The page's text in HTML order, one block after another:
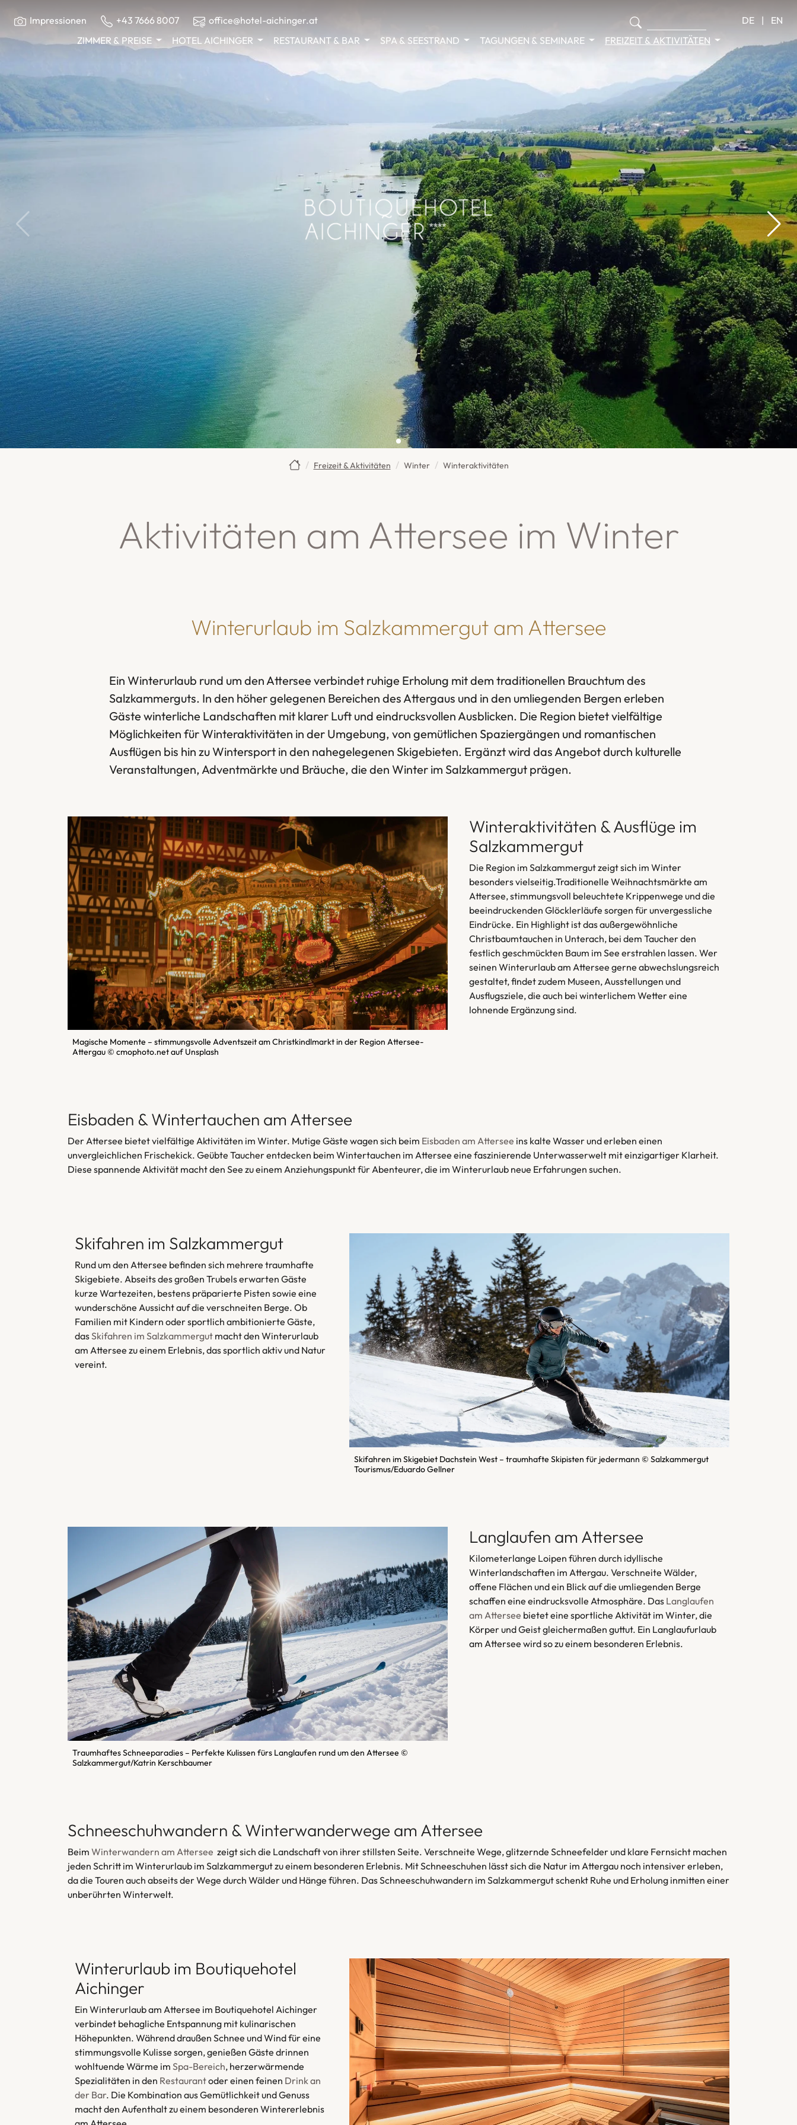
Impressionen +43 7666 8007 office@hotel-aichinger.at DE
EN
ZIMMER & PREISE
HOTEL AICHINGER RESTAURANT & BAR SPA & SEESTRAND TAGUNGEN & SEMINARE FREIZEIT & AKTIVITÄTEN
Freizeit & Aktivitäten Winter Winteraktivitäten
Aktivitäten am Attersee im Winter
Winterurlaub im Salzkammergut am Attersee
Ein Winterurlaub rund um den Attersee verbindet ruhige Erholung mit dem traditionellen Brauchtum des
Salzkammerguts. In den höher gelegenen Bereichen des Attergaus und in den umliegenden Bergen erleben
Gäste winterliche Landschaften mit klarer Luft und eindrucksvollen Ausblicken. Die Region bietet vielfältige
Möglichkeiten für Winteraktivitäten in der Umgebung, von gemütlichen Spaziergängen und romantischen
Ausflügen bis hin zu Wintersport in den nahegelegenen Skigebieten. Ergänzt wird das Angebot durch kulturelle
Veranstaltungen, Adventmärkte und Bräuche, die den Winter im Salzkammergut prägen.
Magische Momente – stimmungsvolle Adventszeit am Christkindlmarkt in der Region Attersee-
Attergau © cmophoto.net auf Unsplash
Winteraktivitäten & Ausflüge im
Salzkammergut
Die Region im Salzkammergut zeigt sich im Winter
besonders vielseitig.Traditionelle Weihnachtsmärkte am
Attersee, stimmungsvoll beleuchtete Krippenwege und die
beeindruckenden Glöcklerläufe sorgen für unvergessliche
Eindrücke. Ein Highlight ist das außergewöhnliche
Christbaumtauchen in Unterach, bei dem Taucher den
festlich geschmückten Baum im See erstrahlen lassen. Wer
seinen Winterurlaub am Attersee gerne abwechslungsreich
gestaltet, findet zudem Museen, Ausstellungen und
Ausflugsziele, die auch bei winterlichem Wetter eine
lohnende Ergänzung sind.
Eisbaden & Wintertauchen am Attersee
Der Attersee bietet vielfältige Aktivitäten im Winter. Mutige Gäste wagen sich beim Eisbaden am Attersee ins kalte Wasser und erleben einen
unvergleichlichen Frischekick. Geübte Taucher entdecken beim Wintertauchen im Attersee eine faszinierende Unterwasserwelt mit einzigartiger Klarheit.
Diese spannende Aktivität macht den See zu einem Anziehungspunkt für Abenteurer, die im Winterurlaub neue Erfahrungen suchen.
Skifahren im Salzkammergut
Rund um den Attersee befinden sich mehrere traumhafte
Skigebiete. Abseits des großen Trubels erwarten Gäste
kurze Wartezeiten, bestens präparierte Pisten sowie eine
wunderschöne Aussicht auf die verschneiten Berge. Ob
Familien mit Kindern oder sportlich ambitionierte Gäste,
dasSkifahren im Salzkammergut macht den Winterurlaub
am Attersee zu einem Erlebnis, das sportlich aktiv und Natur
vereint.
Skifahren im Skigebiet Dachstein West – traumhafte Skipisten für jedermann © Salzkammergut
Tourismus/Eduardo Gellner
Traumhaftes Schneeparadies – Perfekte Kulissen fürs Langlaufen rund um den Attersee ©
Salzkammergut/Katrin Kerschbaumer
Langlaufen am Attersee
Kilometerlange Loipen führen durch idyllische
Winterlandschaften im Attergau. Verschneite Wälder,
offene Flächen und ein Blick auf die umliegenden Berge
schaffen eine eindrucksvolle Atmosphäre. Das Langlaufen
am Attersee bietet eine sportliche Aktivität im Winter, die
Körper und Geist gleichermaßen guttut. Ein Langlaufurlaub
am Attersee wird so zu einem besonderen Erlebnis.
Schneeschuhwandern & Winterwanderwege am Attersee
Beim Winterwandern am Attersee zeigt sich die Landschaft von ihrer stillsten Seite. Verschneite Wege, glitzernde Schneefelder und klare Fernsicht machen
jeden Schritt im Winterurlaub im Salzkammergut zu einem besonderen Erlebnis. Mit Schneeschuhen lässt sich die Natur im Attergau noch intensiver erleben,
da die Touren auch abseits der Wege durch Wälder und Hänge führen. Das Schneeschuhwandern im Salzkammergut schenkt Ruhe und Erholung inmitten einer
unberührten Winterwelt.
Winterurlaub im Boutiquehotel
Aichinger
Ein Winterurlaub am Attersee im Boutiquehotel Aichinger
verbindet behagliche Entspannung mit kulinarischen
Höhepunkten. Während draußen Schnee und Wind für eine
stimmungsvolle Kulisse sorgen, genießen Gäste drinnen
wohltuende Wärme im Spa-Bereich, herzerwärmende
Spezialitäten in den Restaurantoder einen feinen Drink an
der Bar. Die Kombination aus Gemütlichkeit und Genuss
macht den Aufenthalt zu einem besonderen Wintererlebnis